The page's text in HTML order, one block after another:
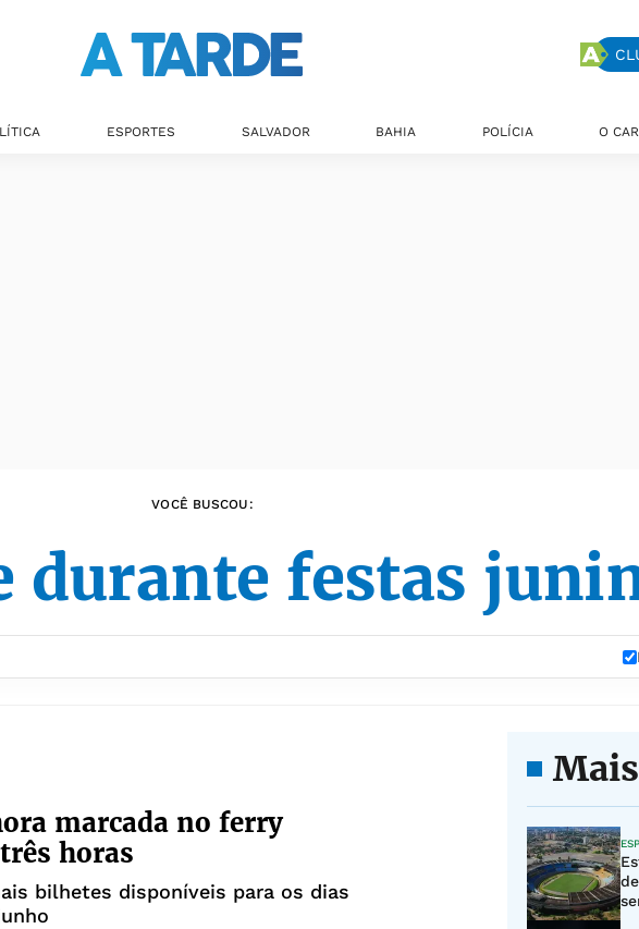
ESPORTES SALVADOR BAHIA POLÍCIA O
VOCÊ BUSCOU:
durante festas
marcada no ferry
horas
bilhetes disponíveis para os dias